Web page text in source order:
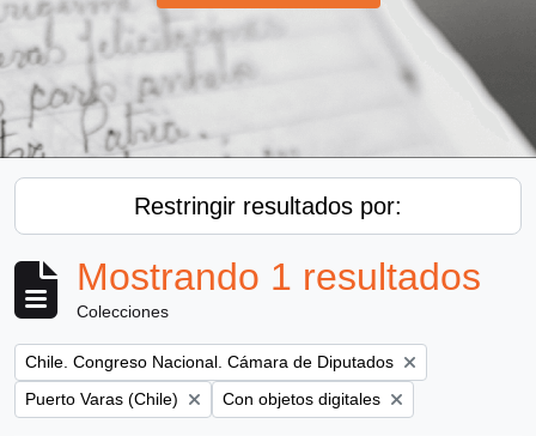
Restringir resultados por:
Mostrando 1 resultados
Colecciones
Remove filter:
Chile. Congreso Nacional. Cámara de Diputados
Remove filter:
Puerto Varas (Chile) Remove filter:
Con objetos digitales